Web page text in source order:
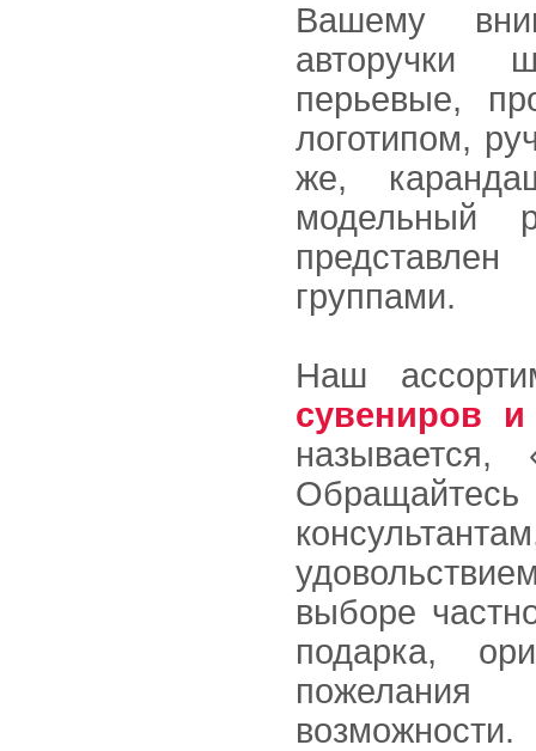
Вашему
авторучки
перьевые,
логотипом,
же,
модельный
группами.
Наш
сувениров и
выборе
подарка,
возможности.